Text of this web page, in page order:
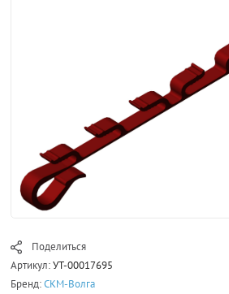
Поделиться
Артикул:УТ-00017695
Бренд:СКМ-Волга